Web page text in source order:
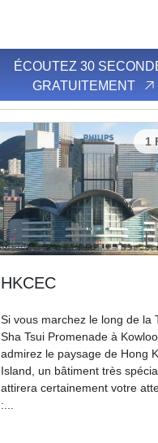
ÉCOUTEZ 30
GRATUITEMENT
1
HKCEC
Si vous marchez le long de la
Sha Tsui Promenade à
admirez le paysage de Hong
Island, un bâtiment très
attirera certainement votre
:...